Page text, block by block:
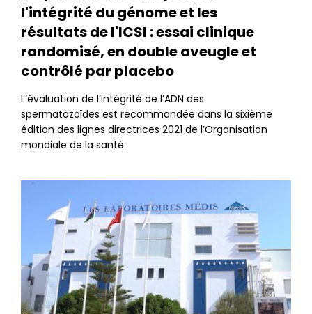
l'intégrité du génome et les
résultats de l'ICSI : essai clinique
randomisé, en double aveugle et
contrôlé par placebo
L’évaluation de l’intégrité de l’ADN des
spermatozoïdes est recommandée dans la sixième
édition des lignes directrices 2021 de l’Organisation
mondiale de la santé.